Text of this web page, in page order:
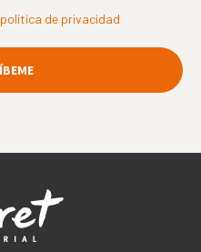
política de privacidad